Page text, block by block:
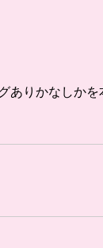
ありかなしかを